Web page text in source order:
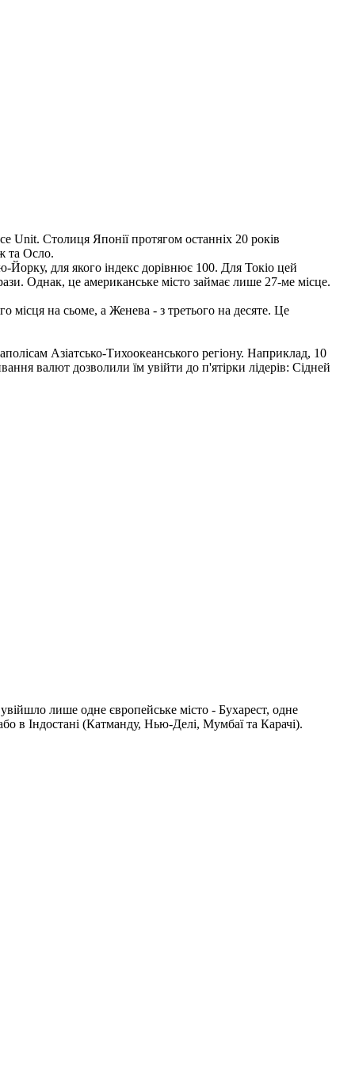
Unit. Столиця Японії протягом останніх 20 років
та Осло.
Йорку, для якого індекс дорівнює 100. Для Токіо цей
Однак, це американське місто займає лише 27-ме місце.
місця на сьоме, а Женева - з третього на десяте. Це
Азіатсько-Тихоокеанського регіону. Наприклад, 10
валют дозволили їм увійти до п'ятірки лідерів: Сідней
лише одне європейське місто - Бухарест, одне
в Індостані (Катманду, Нью-Делі, Мумбаї та Карачі).